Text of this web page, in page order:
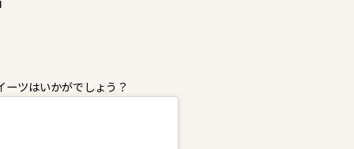
ーツはいかがでしょう？